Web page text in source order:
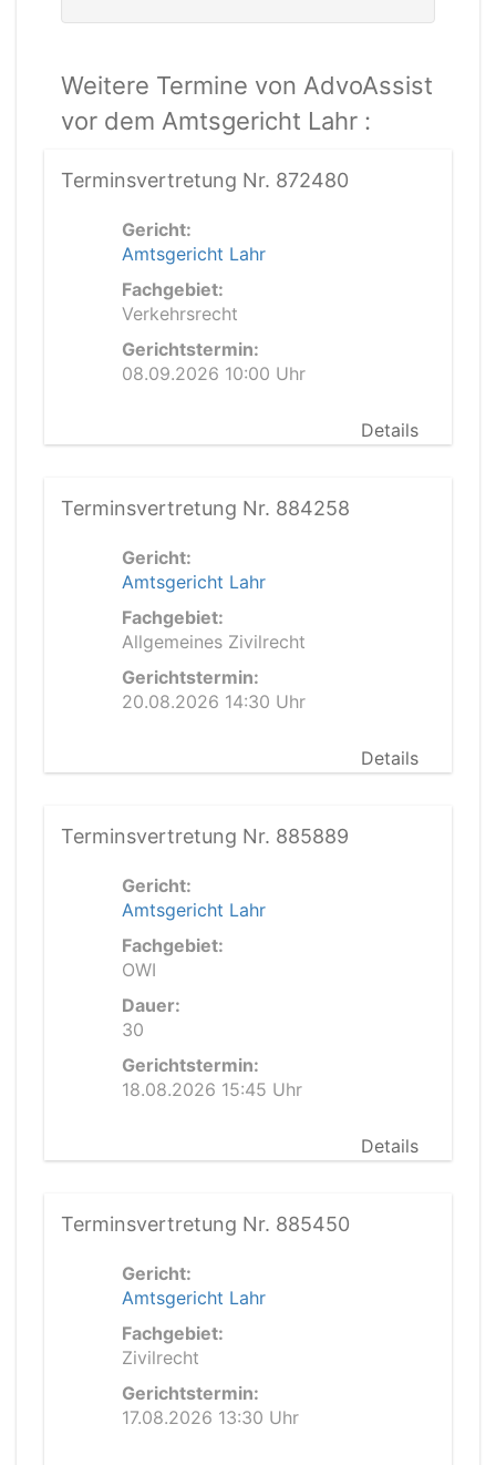
Weitere Termine von AdvoAssist
vor dem Amtsgericht Lahr :
Terminsvertretung Nr. 872480
Gericht:
Amtsgericht Lahr
Fachgebiet:
Verkehrsrecht
Gerichtstermin:
08.09.2026 10:00 Uhr
Details
Terminsvertretung Nr. 884258
Gericht:
Amtsgericht Lahr
Fachgebiet:
Allgemeines Zivilrecht
Gerichtstermin:
20.08.2026 14:30 Uhr
Details
Terminsvertretung Nr. 885889
Gericht:
Amtsgericht Lahr
Fachgebiet:
OWI
Dauer:
30
Gerichtstermin:
18.08.2026 15:45 Uhr
Details
Terminsvertretung Nr. 885450
Gericht:
Amtsgericht Lahr
Fachgebiet:
Zivilrecht
Gerichtstermin:
17.08.2026 13:30 Uhr